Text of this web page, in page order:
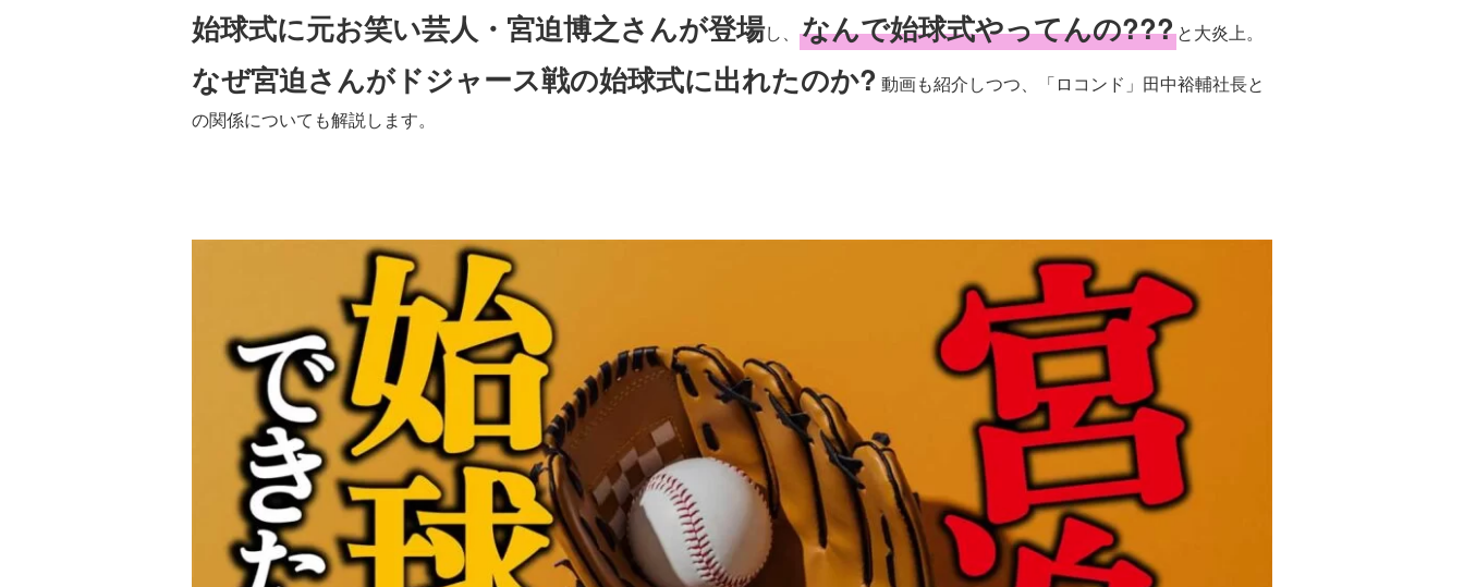
始球式に元お笑い芸人・宮迫博之さんが登場し、 なんで始球式やってんの???と大炎上。
なぜ宮迫さんがドジャース戦の始球式に出れたのか? 動画も紹介しつつ、「ロコンド」田中裕輔社長と
の関係についても解説します。